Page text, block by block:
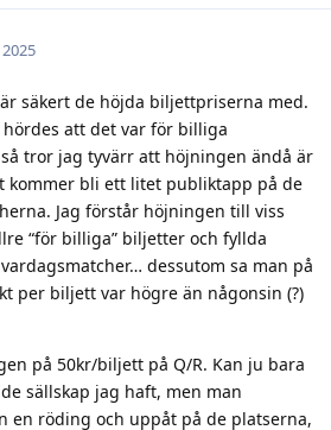
säkert de höjda biljettpriserna med.
att det var för billiga
tror jag tyvärr att höjningen ändå är
kommer bli ett litet publiktapp på de
Jag förstår höjningen till viss
“för billiga” biljetter och fyllda
dessutom sa man på
per biljett var högre än någonsin (?)
på 50kr/biljett på Q/R. Kan ju bara
sällskap jag haft, men man
en röding och uppåt på de platserna,